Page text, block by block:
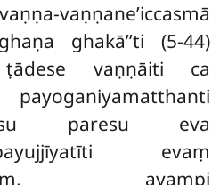
vaṇṇane’iccasmā
ghakā’’ti (5-44)
ṭādese vaṇṇāiti ca
paresu eva
evaṃ
ayampi